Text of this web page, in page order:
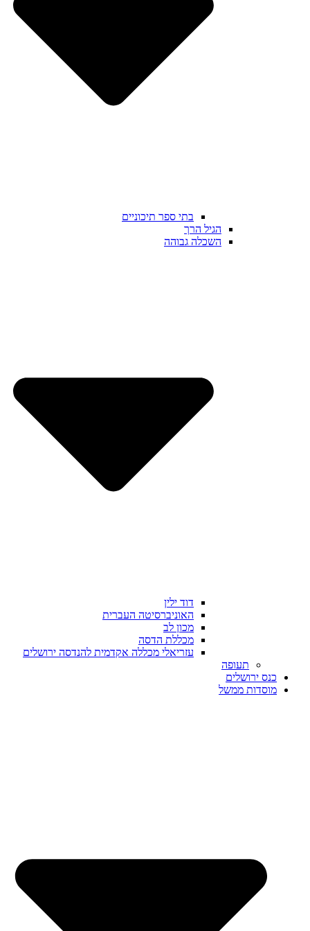
בתי ספר תיכוניים
הגיל הרך
השכלה גבוהה
דוד ילין
האוניברסיטה העברית
מכון לב
מכללת הדסה
עזריאלי מכללה אקדמית להנדסה ירושלים
תעופה
כנס ירושלים
מוסדות ממשל